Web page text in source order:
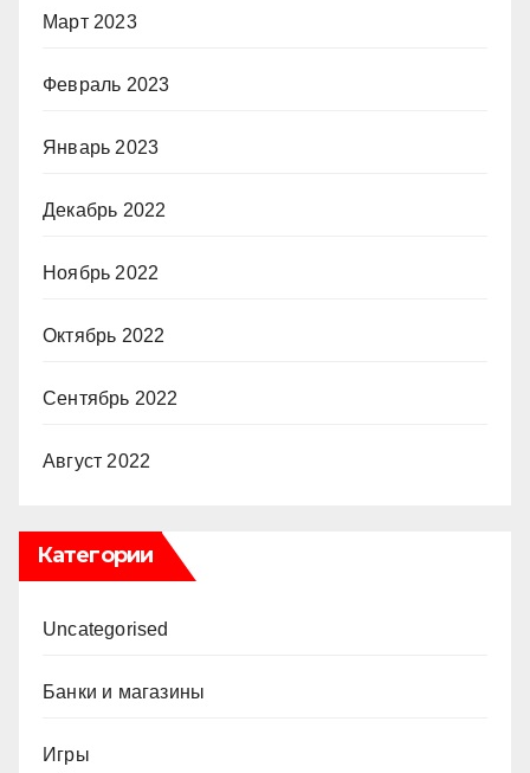
Март 2023
Февраль 2023
Январь 2023
Декабрь 2022
Ноябрь 2022
Октябрь 2022
Сентябрь 2022
Август 2022
Категории
Uncategorised
Банки и магазины
Игры